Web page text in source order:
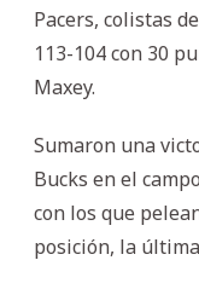
Pacers, colistas
113-104 con 30
Maxey.
Sumaron una
Bucks en el
con los que
posición, la última